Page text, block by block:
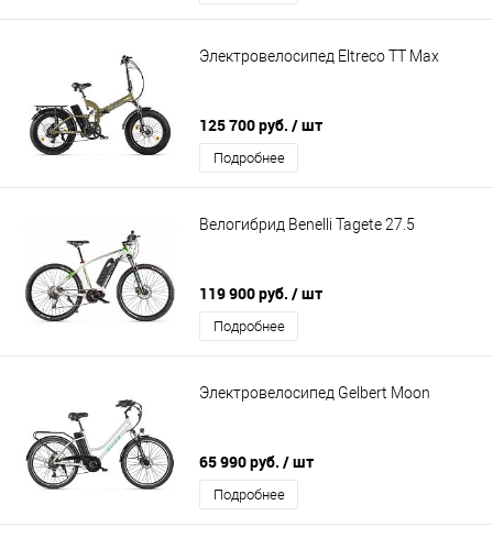
Электровелосипед Eltreco TT Max
125 700 руб. / шт
Подробнее
Велогибрид Benelli Tagete 27.5
119 900 руб. / шт
Подробнее
Электровелосипед Gelbert Moon
65 990 руб. / шт
Подробнее